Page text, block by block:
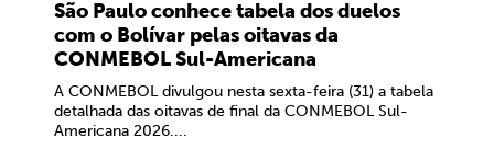
São Paulo conhece tabela dos duelos
com o Bolívar pelas oitavas da
CONMEBOL Sul-Americana
A CONMEBOL divulgou nesta sexta-feira (31) a tabela
detalhada das oitavas de final da CONMEBOL Sul-
Americana 2026....